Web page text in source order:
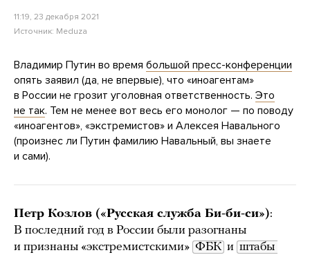
11:19, 23 декабря 2021
Источник: Meduza
Владимир Путин во время большой пресс-конференции
опять заявил (да, не впервые), что «иноагентам»
в России не грозит уголовная ответственность. Это
не так. Тем не менее вот весь его монолог — по поводу
«иноагентов», «экстремистов» и Алексея Навального
(произнес ли Путин фамилию Навальный, вы знаете
и сами).
Петр Козлов («Русская служба Би-би-си»):
В последний год в России были разогнаны
и признаны «экстремистскими» ФБК и штабы